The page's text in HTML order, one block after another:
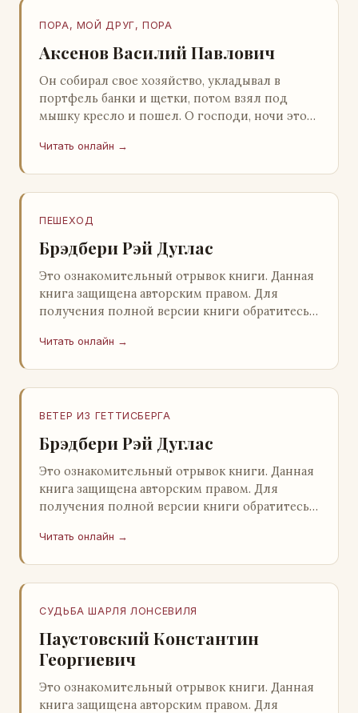
ПОРА, МОЙ ДРУГ, ПОРА
Аксенов Василий Павлович
Он собирал свое хозяйство, укладывал в
портфель банки и щетки, потом взял под
мышку кресло и пошел. О господи, ночи этой
заставлял…
Читать онлайн →
ПЕШЕХОД
Брэдбери Рэй Дуглас
Это ознакомительный отрывок книги. Данная
книга защищена авторским правом. Для
получения полной версии книги обратитесь к
легального ко…
Читать онлайн →
ВЕТЕР ИЗ ГЕТТИСБЕРГА
Брэдбери Рэй Дуглас
Это ознакомительный отрывок книги. Данная
книга защищена авторским правом. Для
получения полной версии книги обратитесь к
легального ко…
Читать онлайн →
СУДЬБА ШАРЛЯ ЛОНСЕВИЛЯ
Паустовский Константин
Георгиевич
Это ознакомительный отрывок книги. Данная
книга защищена авторским правом. Для